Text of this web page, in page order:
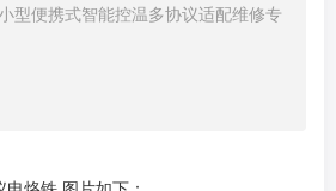
型便携式智能控温多协议适配维修专